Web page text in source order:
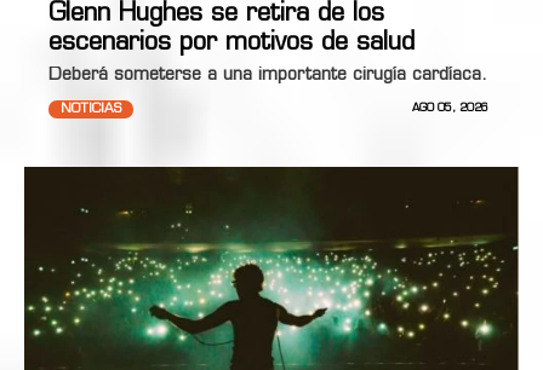
Glenn Hughes se retira de los
escenarios por motivos de salud
Deberá someterse a una importante cirugía cardíaca.
NOTICIAS AGO 05, 2026